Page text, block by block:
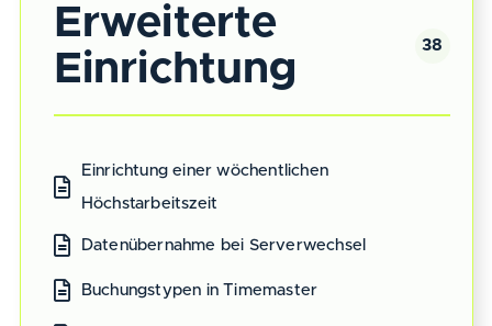
Erweiterte
Einrichtung
38
Einrichtung einer wöchentlichen
Höchstarbeitszeit
Datenübernahme bei Serverwechsel
Buchungstypen in Timemaster